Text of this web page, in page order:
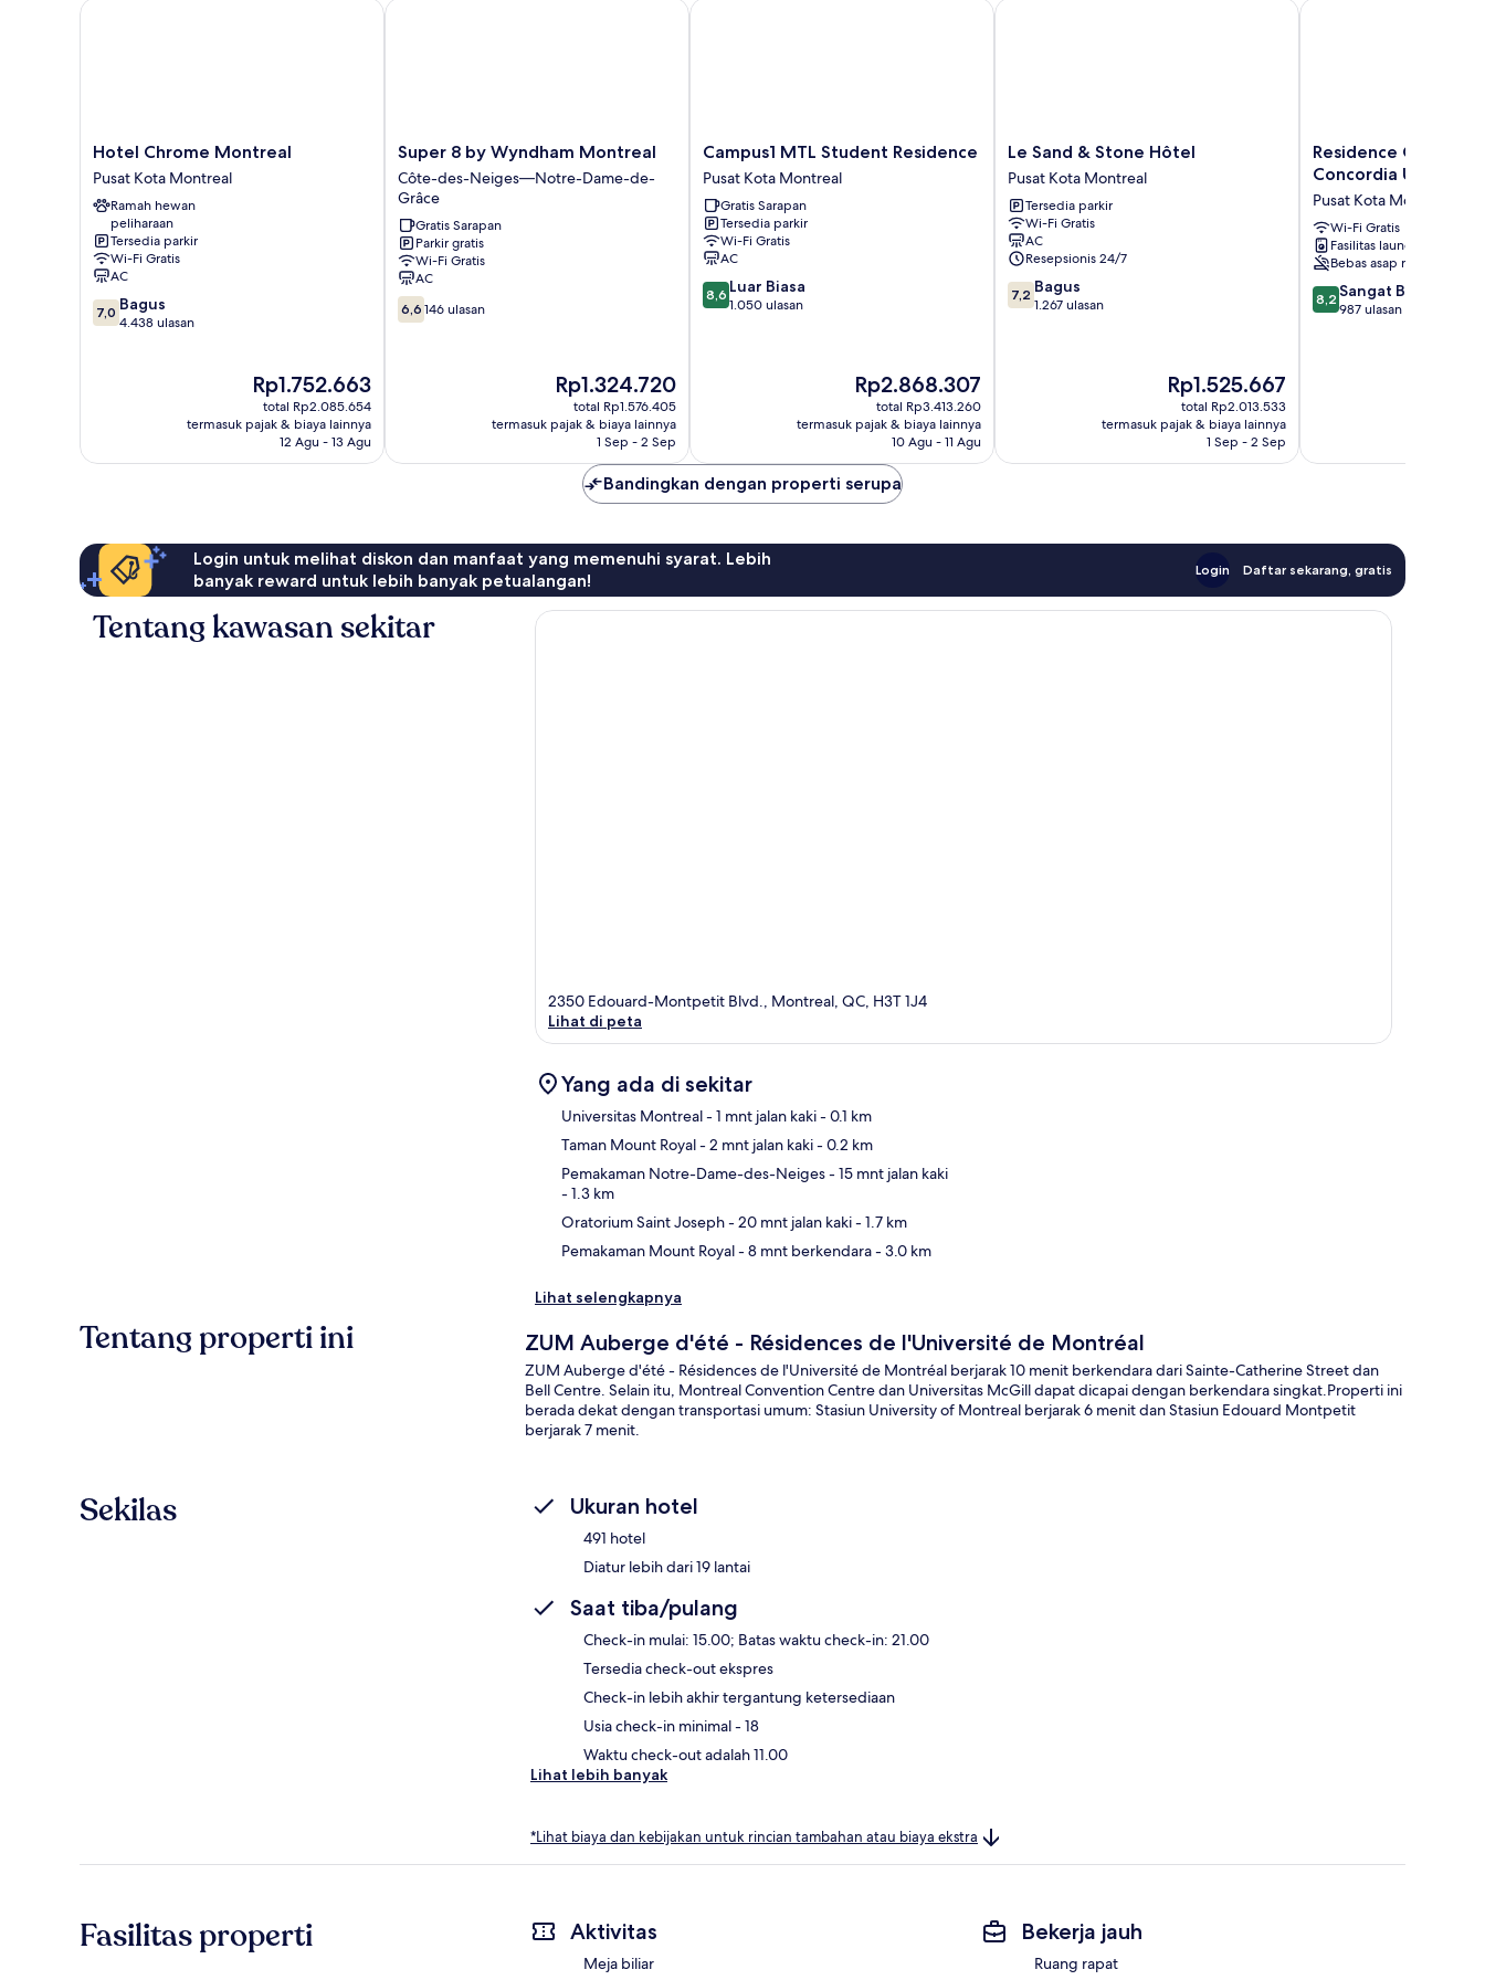
Hotel
Chrome
Montreal
Pusat
Kota
Montreal
Hotel Chrome Montreal
Pusat Kota Montreal
Ramah hewan
peliharaan
Tersedia parkir
Wi-Fi Gratis
AC
7.0
dari
7,0 Bagus
4.438 ulasan
Harga
sekarang
Rp1.752.663
Rp1.752.663
total Rp2.085.654
termasuk pajak & biaya lainnya
12 Agu - 13 Agu
Hotel Chrome Montreal
Super
8
by
Wyndham
Montreal
Côte-
des-
Neiges
—
Notre-
Super 8 by Wyndham Montreal
Côte-des-Neiges—Notre-Dame-de-
Grâce
Gratis Sarapan
Parkir gratis
Wi-Fi Gratis
AC
6.6
dari
6,6 146 ulasan
Harga
sekarang
Rp1.324.720
Rp1.324.720
total Rp1.576.405
termasuk pajak & biaya lainnya
1 Sep - 2 Sep
Super 8 by Wyndham Montreal
Campus1
MTL
Student
Residence
Pusat
Kota
Montreal
Campus1 MTL Student Residence
Pusat Kota Montreal
Gratis Sarapan
Tersedia parkir
Wi-Fi Gratis
AC
8.6
dari
8,6 Luar Biasa
1.050 ulasan
Harga
sekarang
Rp2.868.307
Rp2.868.307
total Rp3.413.260
termasuk pajak & biaya lainnya
10 Agu - 11 Agu
Campus1 MTL Student Residence
Le
Sand
&
Stone
Hôtel
Pusat
Kota
Montreal
Le Sand & Stone Hôtel
Pusat Kota Montreal
Tersedia parkir
Wi-Fi Gratis
AC
Resepsionis 24/7
7.2
dari
7,2 Bagus
1.267 ulasan
Harga
sekarang
Rp1.525.667
Rp1.525.667
total Rp2.013.533
termasuk pajak & biaya lainnya
1 Sep - 2 Sep
Le Sand & Stone Hôtel
Residence
Grey
by
Concordia
University
Pusat
Kota
Montreal
Residence Grey
Concordia University
Pusat Kota Montreal
Wi-Fi Gratis
Fasilitas laundry
Bebas asap rokok
8.2
dari
8,2 Sangat Baik
987 ulasan
Residence Grey Nuns
Bandingkan dengan properti serupa
Login untuk melihat diskon dan manfaat yang memenuhi syarat. Lebih
banyak reward untuk lebih banyak petualangan!
Login Daftar sekarang, gratis
Tentang kawasan sekitar
2350 Edouard-Montpetit Blvd., Montreal, QC, H3T 1J4
Lihat di peta
Yang ada di sekitar
Universitas Montreal- 1 mnt jalan kaki- 0.1 km
Taman Mount Royal- 2 mnt jalan kaki- 0.2 km
Pemakaman Notre-Dame-des-Neiges- 15 mnt jalan kaki
- 1.3 km
Oratorium Saint Joseph- 20 mnt jalan kaki- 1.7 km
Pemakaman Mount Royal- 8 mnt berkendara- 3.0 km
Lihat selengkapnya
Tentang properti ini ZUM Auberge d'été - Résidences de l'Université de Montréal
ZUM Auberge d'été - Résidences de l'Université de Montréal berjarak 10 menit berkendara dari Sainte-Catherine Street dan
Bell Centre. Selain itu, Montreal Convention Centre dan Universitas McGill dapat dicapai dengan berkendara singkat.Properti ini
berada dekat dengan transportasi umum: Stasiun University of Montreal berjarak 6 menit dan Stasiun Edouard Montpetit
berjarak 7 menit.
Sekilas Ukuran hotel
491 hotel
Diatur lebih dari 19 lantai
Saat tiba/pulang
Check-in mulai: 15.00; Batas waktu check-in: 21.00
Tersedia check-out ekspres
Check-in lebih akhir tergantung ketersediaan
Usia check-in minimal - 18
Waktu check-out adalah 11.00
Lihat lebih banyak
*Lihat biaya dan kebijakan untuk rincian tambahan atau biaya ekstra
Fasilitas properti Aktivitas
Meja biliar
Bekerja jauh
Ruang rapat